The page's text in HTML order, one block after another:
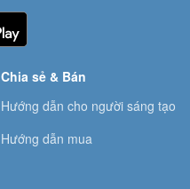
Chia sẻ & Bán
Hướng dẫn cho người sáng tạo
Hướng dẫn mua